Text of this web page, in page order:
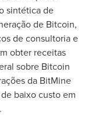
sintética de
de Bitcoin,
de consultoria e
obter receitas
sobre Bitcoin
da BitMine
baixo custo em